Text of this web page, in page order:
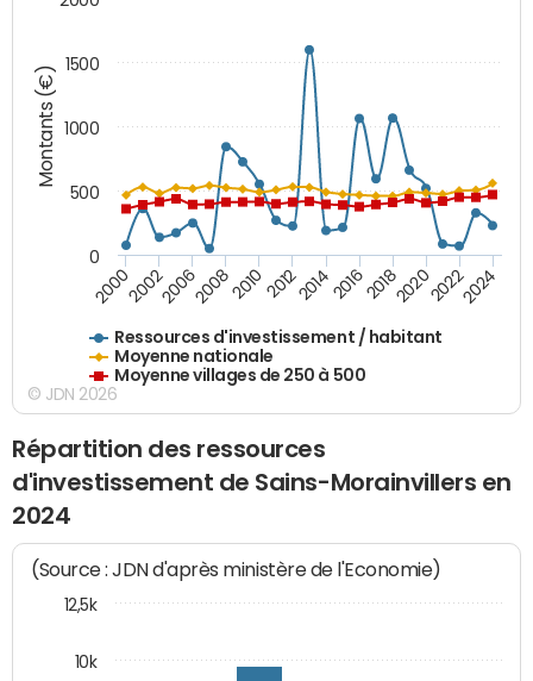
Montants (€)
Ressources d'investissement / habitant
Moyenne nationale
Moyenne villages de 250 à 500
200020022006200820102012201420162018202020222024
0
500
1000
1500
© JDN 2026
Répartition des ressources
d'investissement de Sains-Morainvillers en
2024
(Source : JDN d'après ministère de l'Economie)
10k
12,5k